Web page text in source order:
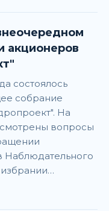
акционеров
состоялось
собрание
На
вопросы
Наблюдательного